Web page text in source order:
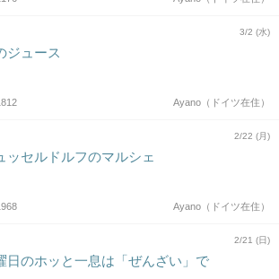
3/2 (水)
ジュース
Ayano（ドイツ在住）
2/22 (月)
ッセルドルフのマルシェ
Ayano（ドイツ在住）
2/21 (日)
日のホッと一息は「ぜんざい」で